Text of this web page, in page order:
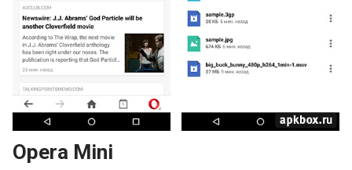
Opera Mini